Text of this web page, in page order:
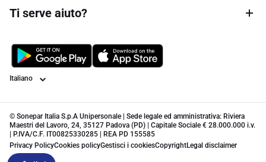
Ti serve aiuto?
Lingua
© Sonepar Italia S.p.A Unipersonale | Sede legale ed amministrativa: Riviera
Maestri del Lavoro, 24, 35127 Padova (PD) | Capitale Sociale € 28.000.000 i.v.
| P.IVA/C.F. IT00825330285 | REA PD 155585
Privacy PolicyCookies policyGestisci i cookiesCopyrightLegal disclaimer